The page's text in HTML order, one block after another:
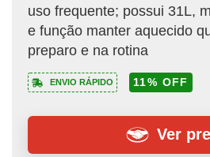
uso frequente; possui 31L,
e função manter aquecido
preparo e na rotina
ENVIO RÁPIDO 11% OFF
Ver